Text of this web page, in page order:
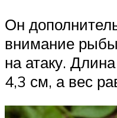
Он
внимание
на атаку.
4,3 см, а вес